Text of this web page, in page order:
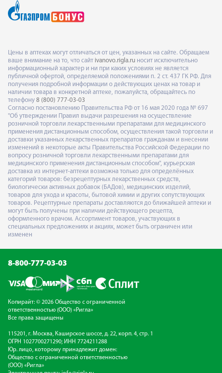
Цены в аптеках могут отличаться от цен, указанных на сайте. Обращаем
ваше внимание на то, что сайт ivanovo.rigla.ru носит исключительно
информационный характер и ни при каких условиях не является
публичной офертой, определяемой положениями п. 2 ст. 437 ГК РФ. Для
получения подробной информации о действующих ценах на товар и
наличии товара в конкретной аптеке, пожалуйста, обращайтесь по
телефону 8 (800) 777-03-03
Согласно постановлению Правительства РФ от 16 мая 2020 года № 697
"Об утверждении Правил выдачи разрешения на осуществление
розничной торговли лекарственными препаратами для медицинского
применения дистанционным способом, осуществления такой торговли и
доставки указанных лекарственных препаратов гражданам и внесении
изменений в некоторые акты Правительства Российской Федерации по
вопросу розничной торговли лекарственными препаратами для
медицинского применения дистанционным способом", курьерская
доставка из интернет-аптеки возможна только для определённых
категорий товаров: безрецептурных лекарственных средств,
биологически активных добавок (БАДов), медицинских изделий,
товаров для ухода и красоты, бытовой химии и других сопутствующих
товаров. Рецептурные препараты доставляются до ближайшей аптеки и
могут быть получены при наличии действующего рецепта,
оформленного врачом. Ассортимент товаров, участвующих в
специальных предложениях и акциях, может быть ограничен или
изменен
8-800-777-03-03
Копирайт: © 2026 Общество с ограниченной
ответственностью (ООО) «Ригла»
Все права защищены
115201, г. Москва, Каширское шоссе, д. 22, корп. 4, стр. 1
ОГРН 1027700271290; ИНН 7724211288
Юр. лицо, которому принадлежит домен:
Общество с ограниченной ответственностью
(ООО) «Ригла»